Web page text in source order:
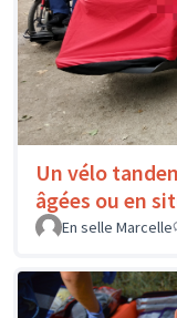
Un vélo
âgées ou en
En selle Marcelle